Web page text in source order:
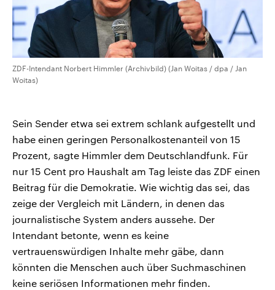
ZDF-Intendant Norbert Himmler (Archivbild) (Jan Woitas / dpa / Jan
Woitas)
Sein Sender etwa sei extrem schlank aufgestellt und
habe einen geringen Personalkostenanteil von 15
Prozent, sagte Himmler dem Deutschlandfunk. Für
nur 15 Cent pro Haushalt am Tag leiste das ZDF einen
Beitrag für die Demokratie. Wie wichtig das sei, das
zeige der Vergleich mit Ländern, in denen das
journalistische System anders aussehe. Der
Intendant betonte, wenn es keine
vertrauenswürdigen Inhalte mehr gäbe, dann
könnten die Menschen auch über Suchmaschinen
keine seriösen Informationen mehr finden.